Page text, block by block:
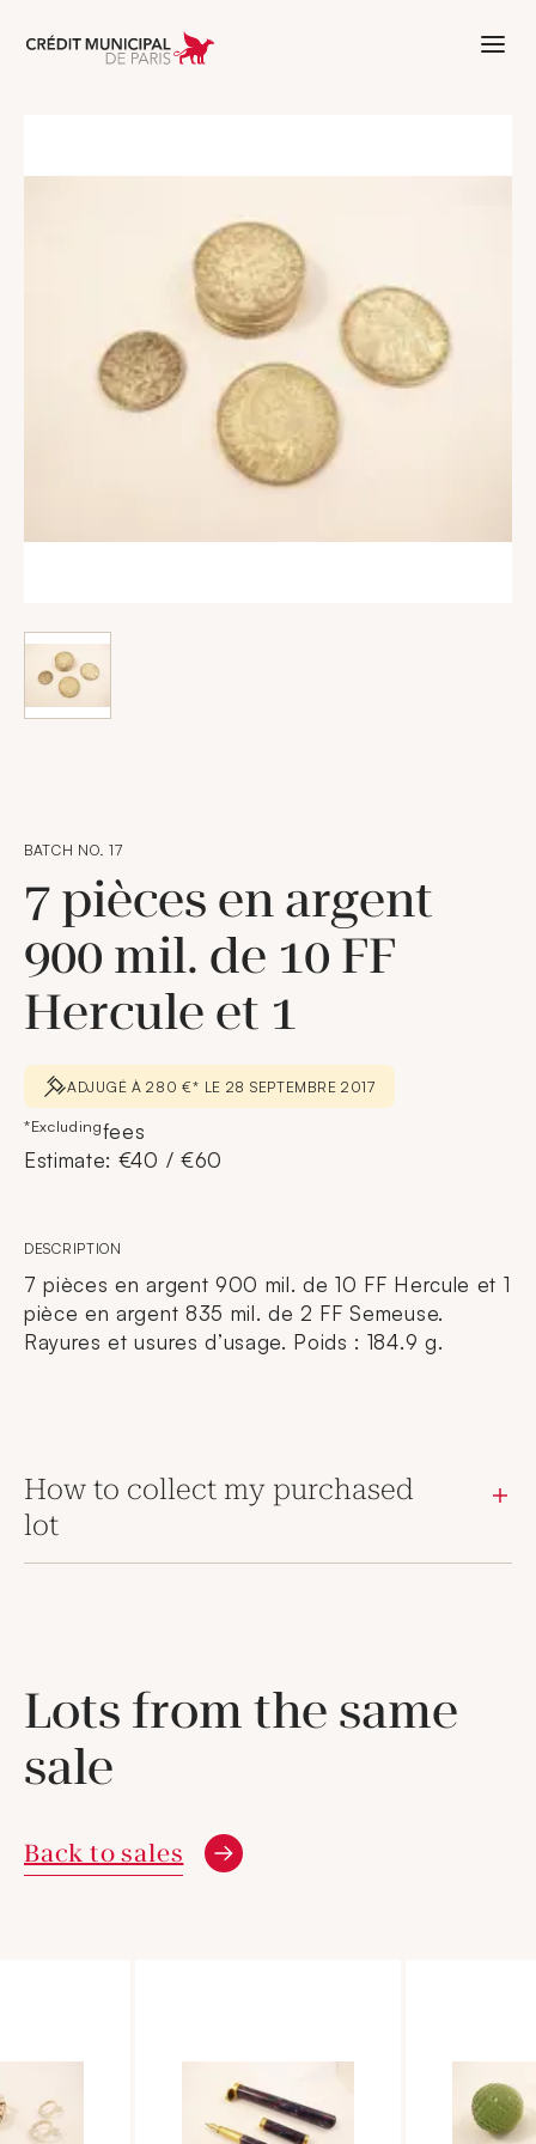
Aller à l'accueil de Crédit Municipal
BATCH NO. 17
7 pièces en argent
900 mil. de 10 FF
Hercule et 1
ADJUGÉ À 280 €* LE 28 SEPTEMBRE 2017
*Excludingfees
Estimate: €40 / €60
DESCRIPTION
7 pièces en argent 900 mil. de 10 FF Hercule et 1
pièce en argent 835 mil. de 2 FF Semeuse.
Rayures et usures d’usage. Poids : 184.9 g.
How to collect my purchased
lot
Lots from the same
sale
Back to sales